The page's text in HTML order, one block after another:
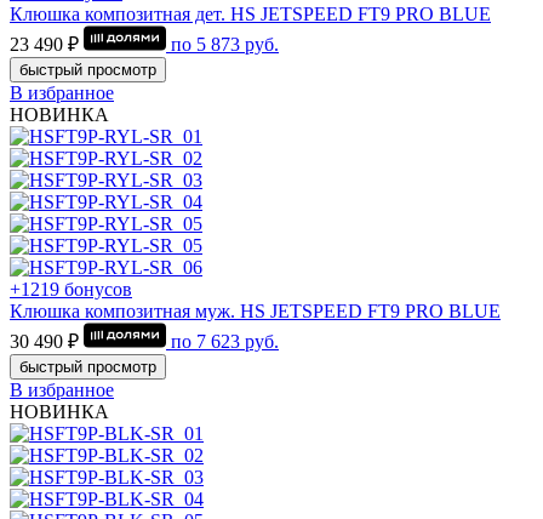
Клюшка композитная дет. HS JETSPEED FT9 PRO BLUE
23 490 ₽
по 5 873 руб.
быстрый просмотр
В избранное
НОВИНКА
+1219 бонусов
Клюшка композитная муж. HS JETSPEED FT9 PRO BLUE
30 490 ₽
по 7 623 руб.
быстрый просмотр
В избранное
НОВИНКА